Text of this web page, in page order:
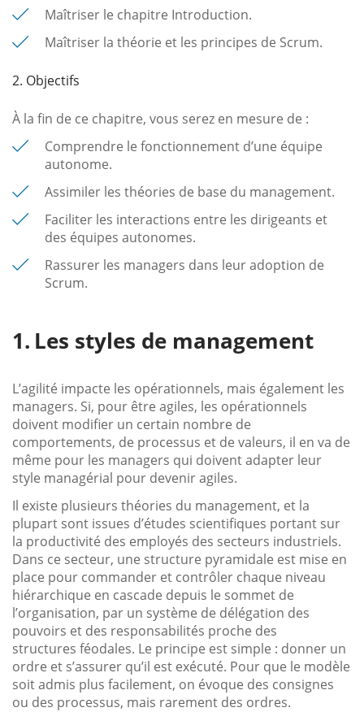
Maîtriser le chapitre Introduction.
Maîtriser la théorie et les principes de Scrum.
2. Objectifs
À la fin de ce chapitre, vous serez en mesure de :
Comprendre le fonctionnement d’une équipe
autonome.
Assimiler les théories de base du management.
Faciliter les interactions entre les dirigeants et
des équipes autonomes.
Rassurer les managers dans leur adoption de
Scrum.
Les styles de management
L’agilité impacte les opérationnels, mais également les
managers. Si, pour être agiles, les opérationnels
doivent modifier un certain nombre de
comportements, de processus et de valeurs, il en va de
même pour les managers qui doivent adapter leur
style managérial pour devenir agiles.
Il existe plusieurs théories du management, et la
plupart sont issues d’études scientifiques portant sur
la productivité des employés des secteurs industriels.
Dans ce secteur, une structure pyramidale est mise en
place pour commander et contrôler chaque niveau
hiérarchique en cascade depuis le sommet de
l’organisation, par un système de délégation des
pouvoirs et des responsabilités proche des
structures féodales. Le principe est simple : donner un
ordre et s’assurer qu’il est exécuté. Pour que le modèle
soit admis plus facilement, on évoque des consignes
ou des processus, mais rarement des ordres.